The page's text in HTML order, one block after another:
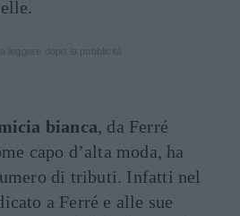
bianca, da Ferré
capo d’alta moda, ha
di tributi. Infatti nel
a Ferré e alle sue